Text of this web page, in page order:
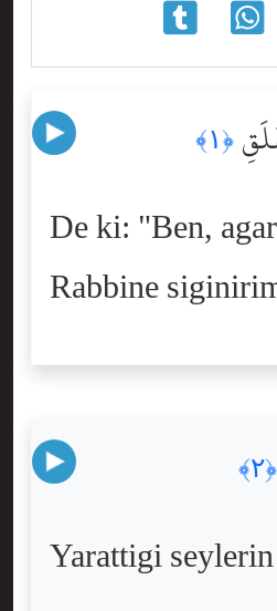
﴿١﴾
De ki: "Ben,
Rabbine
﴿٢﴾
Yarattigi